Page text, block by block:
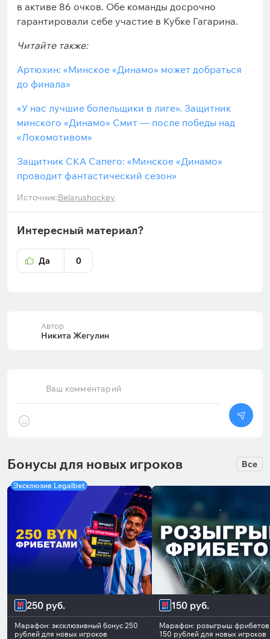
в активе 86 очков. Обе команды досрочно
гарантировали себе участие в Кубке Гагарина.
Читайте также:
Артюхин: «Минское «Динамо» может добраться
до финала»
«У нас лучшие болельщики в лиге». Защитник
минского «Динамо» Смит — после победы над
«Локомотивом»
Защитник СКА Сапего: «Минское «Динамо»
проводит фантастический сезон»
Источник:Belarushockey
Интересный материал?
Да 0
Автор
Никита Жегулин
Ваш комментарий
Бонусы для новых игроков Все
Эксклюзив Legalbet
250 руб.
Марафон: эксклюзивный бонус 250
рублей для новых игроков
150 руб.
Марафон: розыгрыш
150 рублей для новых игроков